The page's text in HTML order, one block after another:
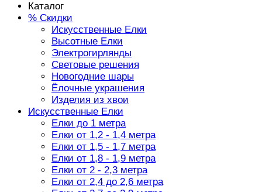
Каталог
% Скидки
Искусственные Елки
Высотные Елки
Электрогирлянды
Световые решения
Новогодние шары
Ёлочные украшения
Изделия из хвои
Искусственные Елки
Елки до 1 метра
Елки от 1,2 - 1,4 метра
Елки от 1,5 - 1,7 метра
Елки от 1,8 - 1,9 метра
Елки от 2 - 2,3 метра
Елки от 2,4 до 2,6 метра